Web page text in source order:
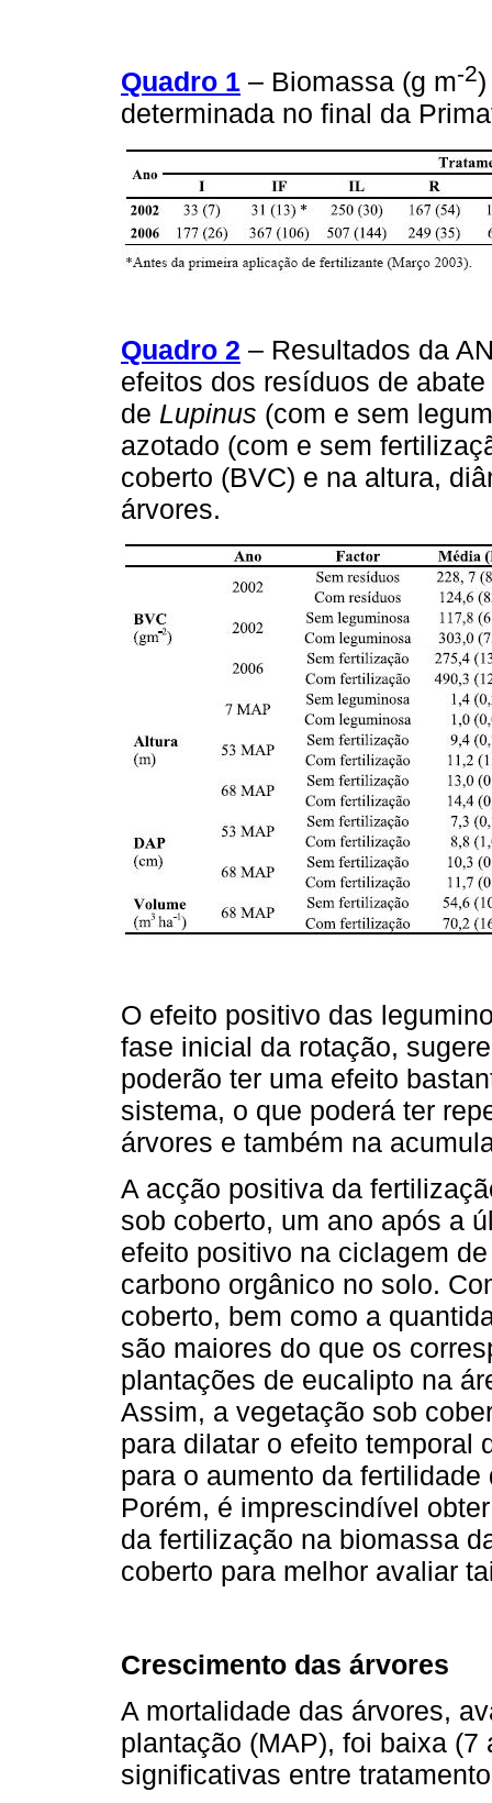
Quadro 1 – Biomassa (g m-2
determinada no final da
Quadro 2 – Resultados da
efeitos dos resíduos de
de Lupinus (com e sem
azotado (com e sem
coberto (BVC) e na altura,
árvores.
O efeito positivo das
fase inicial da rotação,
poderão ter uma efeito
sistema, o que poderá ter
árvores e também na
A acção positiva da
sob coberto, um ano após a
efeito positivo na ciclagem
carbono orgânico no solo.
coberto, bem como a
são maiores do que os
plantações de eucalipto na
Assim, a vegetação sob
para dilatar o efeito temporal
para o aumento da
Porém, é imprescindível
da fertilização na biomassa
coberto para melhor avaliar
Crescimento das árvores
A mortalidade das árvores,
plantação (MAP), foi baixa (7
significativas entre